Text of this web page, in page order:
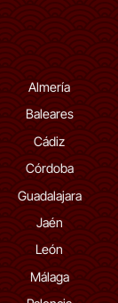
Almería
Baleares
Cádiz
Córdoba
Guadalajara
Jaén
León
Málaga